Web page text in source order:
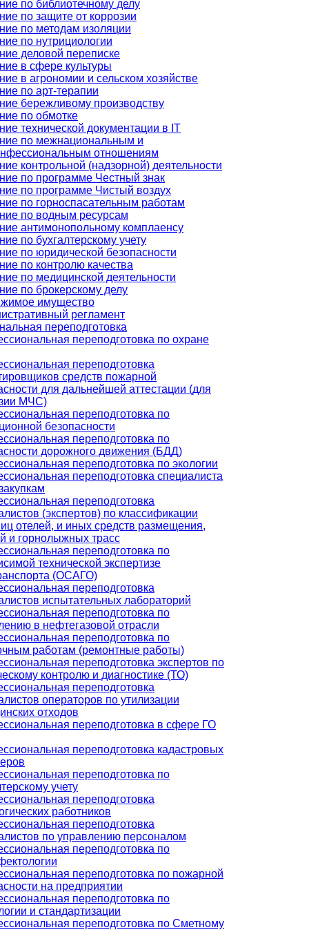
по библиотечному делу
по защите от коррозии
по методам изоляции
по нутрициологии
деловой переписке
в сфере культуры
в агрономии и сельском хозяйстве
по арт-терапии
бережливому производству
по обмотке
технической документации в IT
по межнациональным и
отношениям
контрольной (надзорной) деятельности
по программе Честный знак
по программе Чистый воздух
по горноспасательным работам
по водным ресурсам
антимонопольному комплаенсу
по бухгалтерскому учету
по юридической безопасности
по контролю качества
по медицинской деятельности
по брокерскому делу
имущество
регламент
переподготовка
переподготовка по охране
переподготовка
средств пожарной
для дальнейшей аттестации (для
МЧС)
переподготовка по
безопасности
переподготовка по
дорожного движения (БДД)
переподготовка по экологии
переподготовка специалиста
переподготовка
(экспертов) по классификации
отелей, и иных средств размещения,
и горнолыжных трасс
переподготовка по
технической экспертизе
(ОСАГО)
переподготовка
испытательных лабораторий
переподготовка по
в нефтегазовой отрасли
переподготовка по
работам (ремонтные работы)
переподготовка экспертов по
контролю и диагностике (ТО)
переподготовка
операторов по утилизации
отходов
переподготовка в сфере ГО
переподготовка кадастровых
переподготовка по
учету
переподготовка
работников
переподготовка
по управлению персоналом
переподготовка по
переподготовка по пожарной
на предприятии
переподготовка по
и стандартизации
переподготовка по Сметному